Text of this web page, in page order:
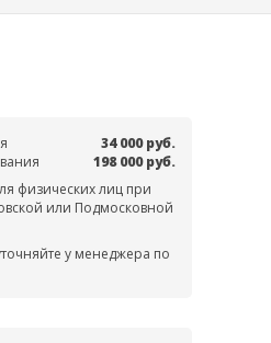
34 000 руб.
198 000 руб.
физических лиц при
или Подмосковной
у менеджера по